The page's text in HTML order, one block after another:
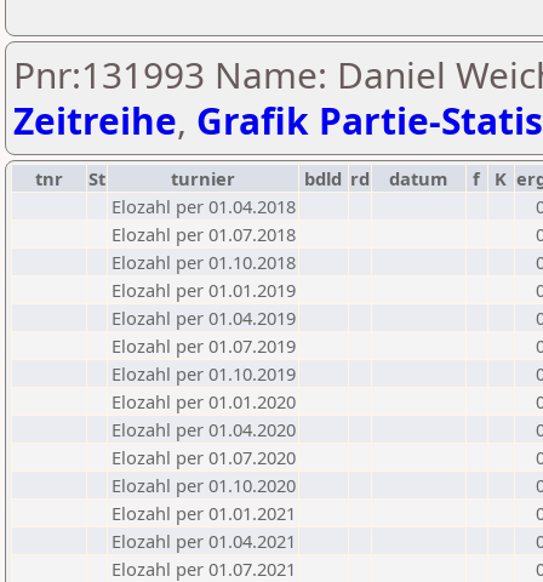
Pnr:131993 Name: Daniel
Zeitreihe, Grafik Partie-
tnr St turnier bdld rd datum f K
Elozahl per 01.04.2018
Elozahl per 01.07.2018
Elozahl per 01.10.2018
Elozahl per 01.01.2019
Elozahl per 01.04.2019
Elozahl per 01.07.2019
Elozahl per 01.10.2019
Elozahl per 01.01.2020
Elozahl per 01.04.2020
Elozahl per 01.07.2020
Elozahl per 01.10.2020
Elozahl per 01.01.2021
Elozahl per 01.04.2021
Elozahl per 01.07.2021